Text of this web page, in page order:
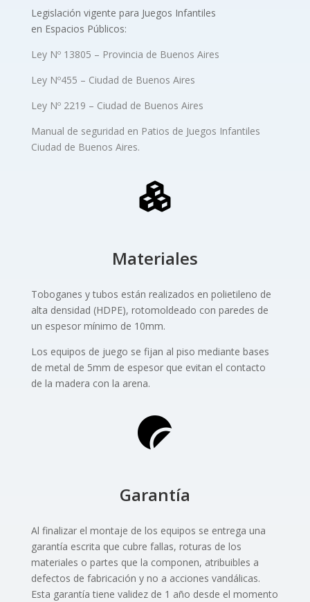
Legislación vigente para Juegos Infantiles
en Espacios Públicos:
Ley Nº 13805 – Provincia de Buenos Aires
Ley Nº455 – Ciudad de Buenos Aires
Ley Nº 2219 – Ciudad de Buenos Aires
Manual de seguridad en Patios de Juegos Infantiles
Ciudad de Buenos Aires.
Materiales
Toboganes y tubos están realizados en polietileno de
alta densidad (HDPE), rotomoldeado con paredes de
un espesor mínimo de 10mm.
Los equipos de juego se fijan al piso mediante bases
de metal de 5mm de espesor que evitan el contacto
de la madera con la arena.
Garantía
Al finalizar el montaje de los equipos se entrega una
garantía escrita que cubre fallas, roturas de los
materiales o partes que la componen, atribuibles a
defectos de fabricación y no a acciones vandálicas.
Esta garantía tiene validez de 1 año desde el momento